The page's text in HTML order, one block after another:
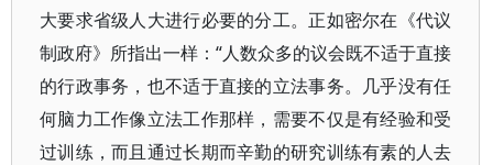
大要求省级人大进行必要的分工。正如密尔在《代议
制政府》所指出一样：“人数众多的议会既不适于直接
的行政事务，也不适于直接的立法事务。几乎没有任
何脑力工作像立法工作那样，需要不仅是有经验和受
过训练，而且通过长期而辛勤的研究训练有素的人去